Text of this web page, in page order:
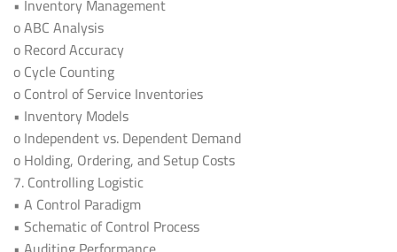
• Inventory Management
o ABC Analysis
o Record Accuracy
o Cycle Counting
o Control of Service Inventories
• Inventory Models
o Independent vs. Dependent Demand
o Holding, Ordering, and Setup Costs
7. Controlling Logistic
• A Control Paradigm
• Schematic of Control Process